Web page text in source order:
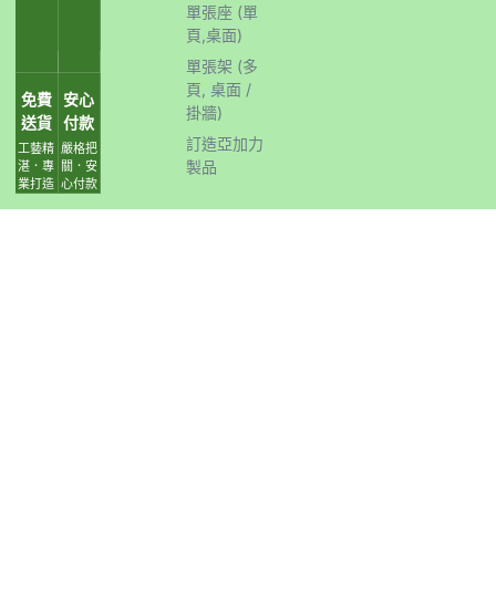
免費
送貨
工藝精
湛．專
業打造
安心
付款
嚴格把
關．安
心付款
單張座 (單
頁,桌面)
單張架 (多
頁, 桌面 /
掛牆)
訂造亞加力
製品